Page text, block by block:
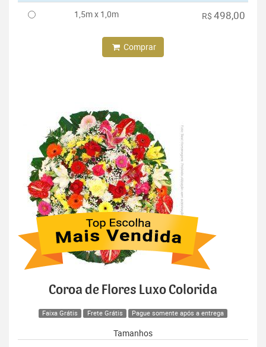
1,5m x 1,0m R$ 498,00
Comprar
Coroa de Flores Luxo Colorida
Faixa Grátis Frete Grátis Pague somente após a entrega
Tamanhos